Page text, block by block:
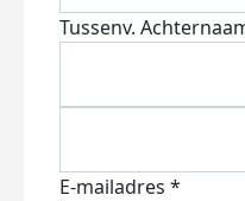
Tussenv.
E-mailadres *